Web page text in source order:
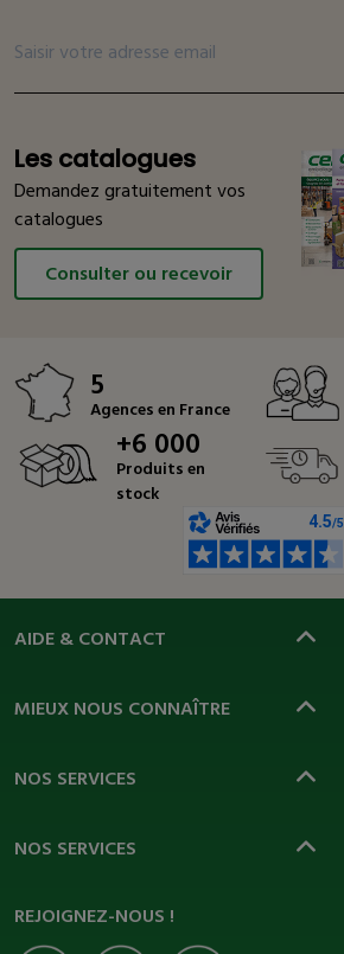
Les catalogues
Demandez gratuitement vos
catalogues
Consulter ou recevoir
5
Agences en France
+6 000
Produits en
stock
AIDE & CONTACT
MIEUX NOUS CONNAÎTRE
NOS SERVICES
NOS SERVICES
REJOIGNEZ-NOUS !